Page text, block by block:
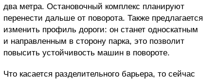
два метра. Остановочный комплекс планируют
перенести дальше от поворота. Также предлагается
изменить профиль дороги: он станет односкатным
и направленным в сторону парка, это позволит
повысить устойчивость машин в повороте.
Что касается разделительного барьера, то сейчас